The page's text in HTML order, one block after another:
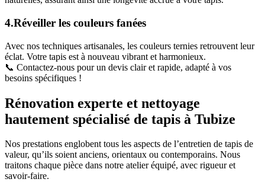
4.Réveiller les couleurs fanées
Avec nos techniques artisanales, les couleurs ternies retrouvent leur
éclat. Votre tapis est à nouveau vibrant et harmonieux.
📞 Contactez-nous pour un devis clair et rapide, adapté à vos
besoins spécifiques !
Rénovation experte et nettoyage
hautement spécialisé de tapis à Tubize
Nos prestations englobent tous les aspects de l’entretien de tapis de
valeur, qu’ils soient anciens, orientaux ou contemporains. Nous
traitons chaque pièce dans notre atelier équipé, avec rigueur et
savoir-faire.